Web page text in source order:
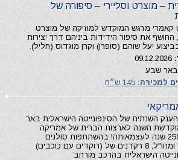
– מוצרט וסליירי – סיפורה של
קאמרי מרגש המוקדש למוזיקה של מוצרט
החושף את סיפור הידידות ביניהם דרך יצירות
יעל שוהם (סופרן) וקרן מוגדוס (חליל).
באר שבע
למכירה:
השנתית של הסינפונייטה הישראלית באר
השנה לארצות הברית של אמריקה
לרגל 250 שנה לעצמאותה! בהשתתפות סולנים
מהארץ ומחו"ל, 8 רקדנים של (רוקדים עם כוכבים)
הישראלית בהרכב מורחב